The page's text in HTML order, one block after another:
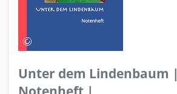
Unter dem Lindenbaum |